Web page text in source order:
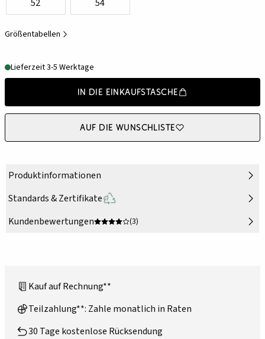
52 54
Größentabellen
Lieferzeit 3-5 Werktage
In die Einkaufstasche
Auf die Wunschliste
Produktinformationen
Standards & Zertifikate
Kundenbewertungen
(3)
Kauf auf Rechnung**
Teilzahlung**: Zahle monatlich in Raten
30 Tage kostenlose Rücksendung